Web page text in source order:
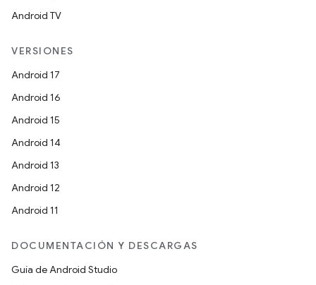
Android TV
VERSIONES
Android 17
Android 16
Android 15
Android 14
Android 13
Android 12
Android 11
DOCUMENTACIÓN Y DESCARGAS
Guía de Android Studio